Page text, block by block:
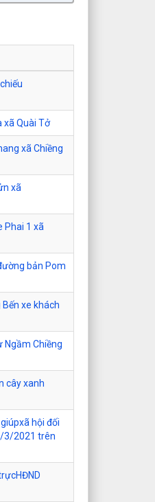
xã Quài Tở
xã Chiềng
xã
Phai 1 xã
bản Pom
xe khách
Ngầm Chiềng
cây xanh
hội đối
3/2021 trên